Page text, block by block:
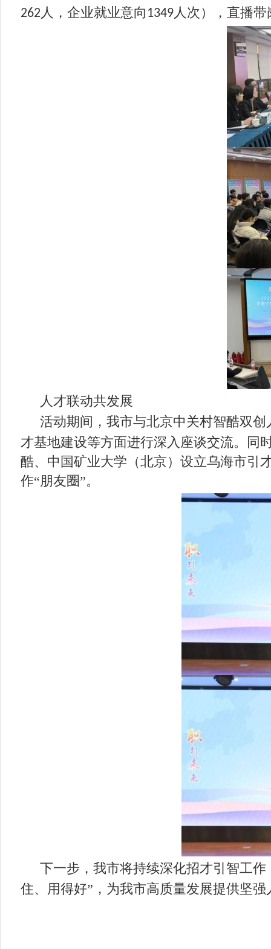
262人，企业就业意向 1349人次），直播
人才联动共发展
活动期间，我市与北京中关村智酷双
才基地建设等方面进行深入座谈交流。同
酷、中国矿业大学（北京）设立乌海市引
作“朋友圈”。
下一步，我市将持续深化招才引智工
住、用得好”，为我市高质量发展提供坚强